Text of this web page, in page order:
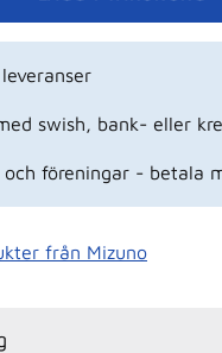
från Mizuno
swish, bank- eller
och föreningar - betala